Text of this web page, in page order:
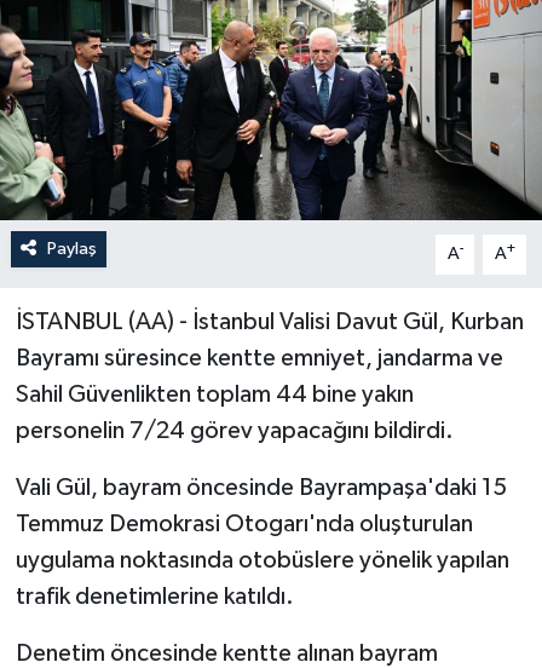
Paylaş A- A+
İSTANBUL (AA) - İstanbul Valisi Davut Gül, Kurban
Bayramı süresince kentte emniyet, jandarma ve
Sahil Güvenlikten toplam 44 bine yakın
personelin 7/24 görev yapacağını bildirdi.
Vali Gül, bayram öncesinde Bayrampaşa'daki 15
Temmuz Demokrasi Otogarı'nda oluşturulan
uygulama noktasında otobüslere yönelik yapılan
trafik denetimlerine katıldı.
Denetim öncesinde kentte alınan bayram
Yerel